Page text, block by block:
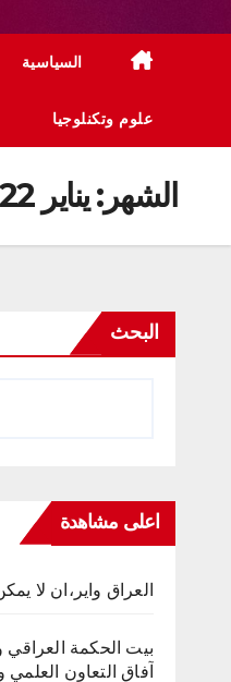
السياسية
علوم وتكنلوجيا
الشهر:يناير 2022
البحث
اعلى مشاهدة
العراق واير،ان لا
بيت الحكمة العراقي
آفاق التعاون العلمي